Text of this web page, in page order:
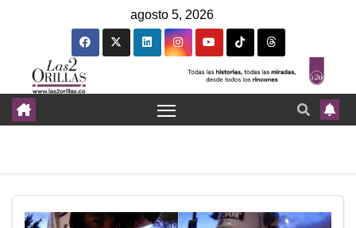
agosto 5, 2026